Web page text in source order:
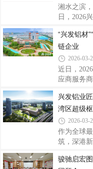
厅，深入
球标杆工
营业绩、
流，公司
湘水之滨
日，2026
向新 共生
行业发展
业同心聚
雨，发奋
庆作题为
诚挚感谢
在全球经
“兴发铝材
链企业
2026-03-
近日，
应商服务
材”再度荣
选供应商
统”位列系
在建筑铝
力。该测
新质生产
兴发铝业
湾区超级
2026-03-
作为全球
筑，深港
凭借硬核
骏驰启宏